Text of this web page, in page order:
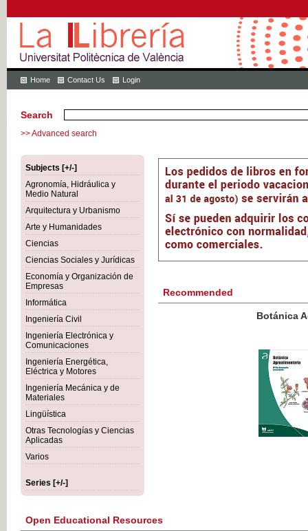
Home Contact Us Login
Search
>> Advanced search
Subjects [+/-]
Agronomía, Hidráulica y
Medio Natural
Arquitectura y Urbanismo
Arte y Humanidades
Ciencias
Ciencias Sociales y Jurídicas
Economía y Organización de
Empresas
Informática
Ingeniería Civil
Ingeniería Electrónica y
Comunicaciones
Ingeniería Energética,
Eléctrica y Motores
Ingeniería Mecánica y de
Materiales
Lingüística
Otras Tecnologías y Ciencias
Aplicadas
Varios
Series [+/-]
Recommended
Botánica Agroalimentaria
VAT
Open Educational Resources